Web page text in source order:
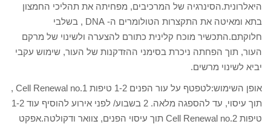
היאלרונית.הסינרגיה של המרכיבים, מפחיתה את תהליכי החמצון
בתא ומאיטה את התקצרות הטולומרים ה- DNA , בשלבי
חלוקתם.התכשיר מוכח קלינית כתורם להצערה ולשינוי של מרקם
העור, תוך הפחתה ניכרת בסימני ההזדקנות של העור, שימוש עקבי
יביא לשינוי מרשים.
אופן השימוש:לטפטף על עור הפנים 1-2 טיפות Cell Renewal no.1 ,
תוך עיסוי, עד להספגה מלאה. 2 בשבוע/ לפני אירוע להוסיף עוד 1-2
טיפות Cell Renewal no.2 תוך עיסוי הפנים, צוואר ודקולטה.אפקט